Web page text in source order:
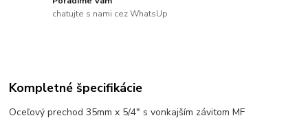
chatujte s nami cez WhatsUp
Kompletné špecifikácie
Oceľový prechod 35mm x 5/4" s vonkajším závitom MF